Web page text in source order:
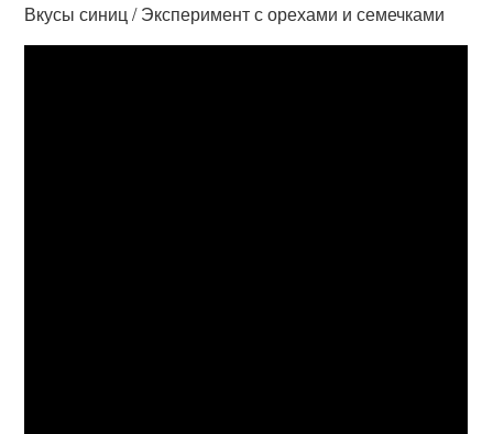
Вкусы синиц / Эксперимент с орехами и семечками